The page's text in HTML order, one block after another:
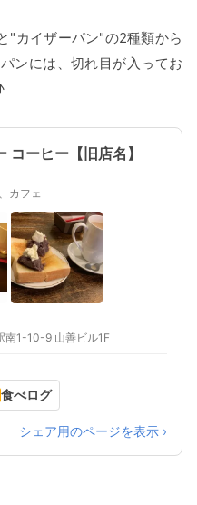
"カイザーパン"の2種類から
ンには、切れ目が入ってお
コーヒー【旧店名】
カフェ
南1-10-9 山善ビル1F
食べログ
シェア用のページを表示 ›